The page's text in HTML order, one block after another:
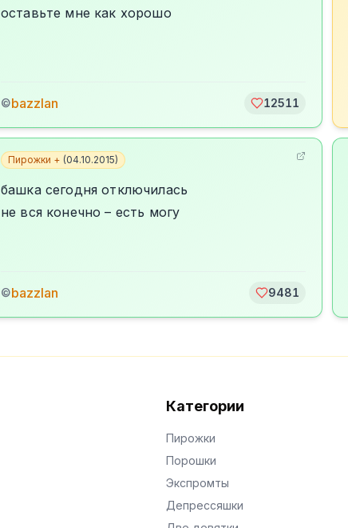
оставьте мне как хорошо
©bazzlan 12511
Пирожки + (04.10.2015)
башка сегодня отключилась
не вся конечно – есть могу
©bazzlan 9481
Категории
Пирожки
Порошки
Экспромты
Депрессяшки